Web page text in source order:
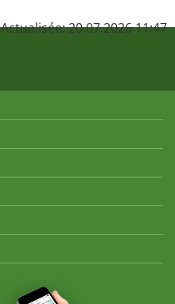
Actualisée: 20.07.2026 11:47